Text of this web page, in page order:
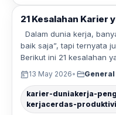
21 Kesalahan Karier
Dalam dunia kerja,
baik saja”, tapi ternyata
Berikut ini 21 kesalahan
13 May 2026• General
karier-duniakerja-
kerjacerdas-